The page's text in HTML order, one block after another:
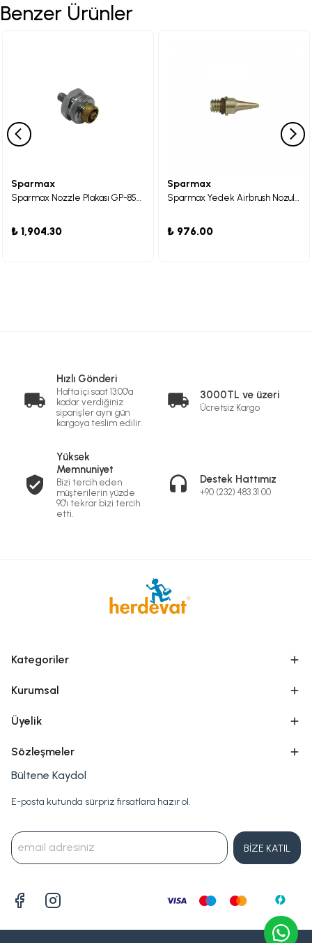
Benzer Ürünler
Sparmax
Sparmax Nozzle Plakası GP-850 için
₺ 1,904.30
Sparmax
Sparmax Yedek Airbrush Nozulu DH-115
₺ 976.00
Hızlı Gönderi
Hafta içi saat 13:00'a
kadar verdiğiniz
siparişler aynı gün
kargoya teslim edilir.
3000TL ve üzeri
Ücretsiz Kargo
Yüksek
Memnuniyet
Bizi tercih eden
müşterilerin yüzde
90'ı tekrar bizi tercih
etti.
Destek Hattımız
+90 (232) 483 31 00
Kategoriler
Kurumsal
Üyelik
Sözleşmeler
Bültene Kaydol
E-posta kutunda sürpriz fırsatlara hazır ol.
BİZE KATIL